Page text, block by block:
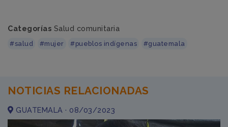
Categorías Salud comunitaria
#salud #mujer #pueblos indígenas #guatemala
NOTICIAS RELACIONADAS
GUATEMALA · 08/03/2023